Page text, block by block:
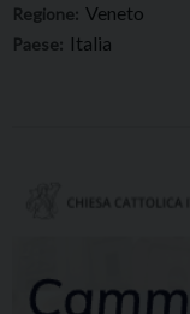
Regione: Veneto
Paese: Italia